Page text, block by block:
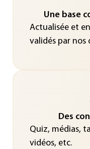
Une base
Actualisée et
validés par nos
Des
Quiz, médias,
vidéos, etc.